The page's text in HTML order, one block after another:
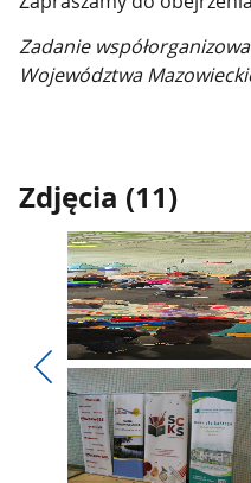
Zadanie
Województwa
Zdjęcia (11)
Pokaż
poprzednie
zdjęcia
Pokaż
zdjęcie
1
z
galerii.